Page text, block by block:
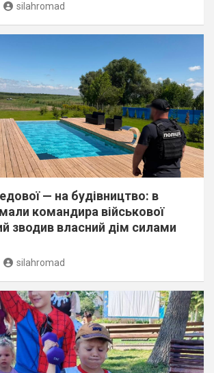
silahromad
— на будівництво: в
командира військової
зводив власний дім силами
silahromad